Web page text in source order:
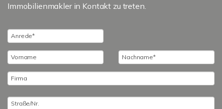
Immobilienmakler in Kontakt zu treten.